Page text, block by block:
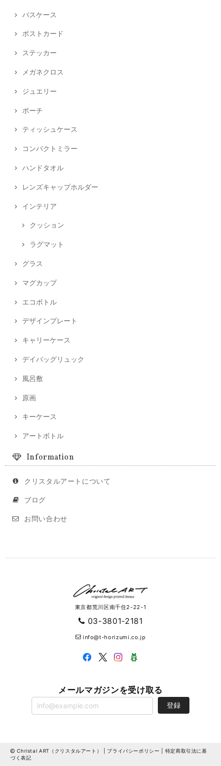
パスケース
ポストカード
ステッカー
メガネクロス
ジュエリー
ポーチ
ティッシュケース
コンパクトミラー
ハンドタオル
レンズキャップホルダー
インテリア
クッション
ラグマット
グラス
マグカップ
エコボトル
デザインプレート
キャリーケース
デイバッグリュック
風呂敷
原画
キーケース
アートボトル
Information
クリスタルアートについて
ブログ
お問い合わせ
東京都荒川区南千住2-22-1
03-3801-2181
info@t-horizumi.co.jp
メールマガジンを受け取る
登録
Christal ART（クリスタルアート） | プライバシーポリシー
特定商取引法に基
づく表記